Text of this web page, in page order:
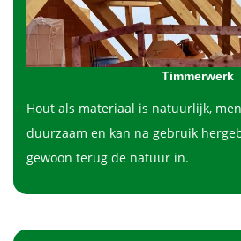
Timmerwerk
Hout als materiaal is natuurlijk,
duurzaam en kan na gebruik
gewoon terug de natuur in.